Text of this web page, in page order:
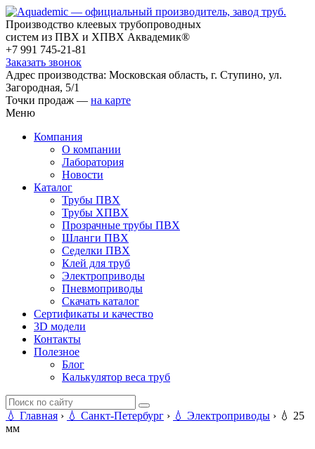
Производство клеевых трубопроводных
систем из ПВХ и ХПВХ Аквадемик®
+7 991 745-21-81
Заказать звонок
Адрес производства: Московская область, г. Ступино, ул.
Загородная, 5/1
Точки продаж — на карте
Меню
Компания
О компании
Лаборатория
Новости
Каталог
Трубы ПВХ
Трубы ХПВХ
Прозрачные трубы ПВХ
Шланги ПВХ
Седелки ПВХ
Клей для труб
Электроприводы
Пневмоприводы
Скачать каталог
Сертификаты и качество
3D модели
Контакты
Полезное
Блог
Калькулятор веса труб
💧 Главная › 💧 Санкт-Петербург › 💧 Электроприводы › 💧 25
мм